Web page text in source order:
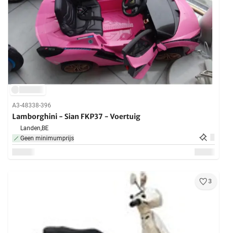
A3-48338-396
Lamborghini - Sian FKP37 - Voertuig
Landen,BE
Geen minimumprijs
3